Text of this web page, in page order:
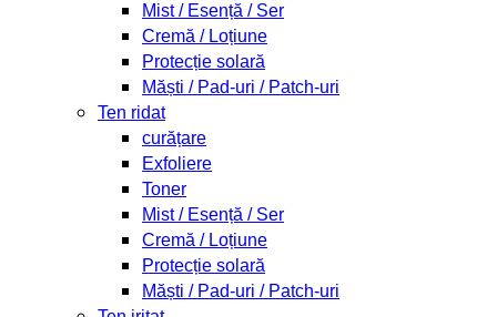
Mist / Esență / Ser
Cremă / Loțiune
Protecție solară
Măști / Pad-uri / Patch-uri
Ten ridat
curățare
Exfoliere
Toner
Mist / Esență / Ser
Cremă / Loțiune
Protecție solară
Măști / Pad-uri / Patch-uri